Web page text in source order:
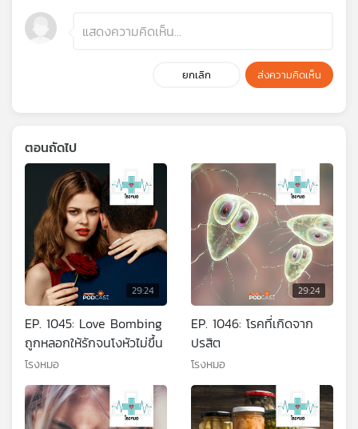
ยกเลิก ส่งความคิดเห็น
ตอนถัดไป
29:24
EP. 1045: Love Bombing
ถูกหลอกให้รักจนโงหัวไม่ขึ้น
โรงหมอ
29:24
EP. 1046: โรคที่เกิดจาก
ปรสิต
โรงหมอ